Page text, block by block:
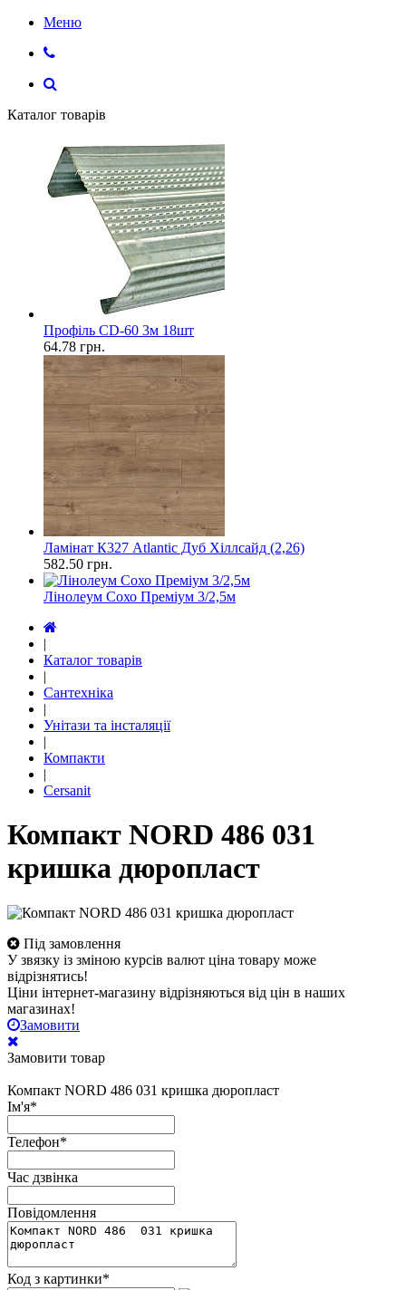
Меню
Каталог товарів
Профіль CD-60 3м 18шт
64.78 грн.
Ламінат К327 Atlantic Дуб Хіллсайд (2,26)
582.50 грн.
Лінолеум Сохо Преміум 3/2,5м
|
Каталог товарів
|
Сантехніка
|
Унітази та інсталяції
|
Компакти
|
Cersanit
Компакт NORD 486 031
кришка дюропласт
Під замовлення
У звязку із зміною курсів валют ціна товару може
відрізнятись!
Ціни інтернет-магазину відрізняються від цін в наших
магазинах!
Замовити
Замовити товар
Компакт NORD 486 031 кришка дюропласт
Ім'я*
Телефон*
Час дзвінка
Повідомлення
Код з картинки*